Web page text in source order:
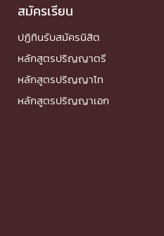
สมัครเรียน
ปฏิทินรับสมัครนิสิต
หลักสูตรปริญญาตรี
หลักสูตรปริญญาโท
หลักสูตรปริญญาเอก